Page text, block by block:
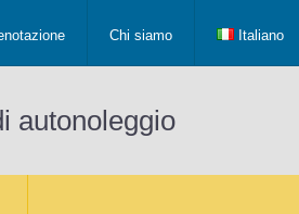
Chi siamo Italiano
autonoleggio